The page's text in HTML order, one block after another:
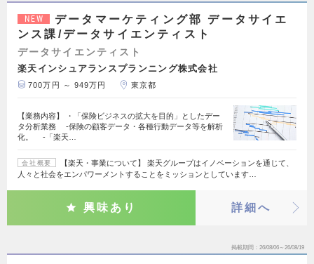
NEW
データマーケティング部 データサイエ
ンス課/データサイエンティスト
データサイエンティスト
楽天インシュアランスプランニング株式会社
700万円 ～ 949万円 東京都
【業務内容】 ・「保険ビジネスの拡大を目的」としたデー
タ分析業務 ‐保険の顧客データ・各種行動データ等を解析
化。 ‐「楽天…
会社概要
【楽天・事業について】 楽天グループはイノベーションを通じて、
人々と社会をエンパワーメントすることをミッションとしています…
興味あり 詳細へ
掲載期間 26/08/06～26/08/19